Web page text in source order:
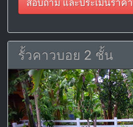
สอบถาม และประเมินราคา
รั้วคาวบอย 2 ชั้น